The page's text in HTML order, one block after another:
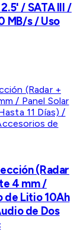
/ SATA III /
MB/s / Uso
(Radar
4 mm /
de Litio 10Ah
de Dos